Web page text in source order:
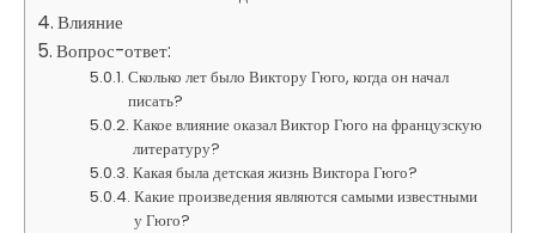
Влияние
Вопрос-ответ:
Сколько лет было Виктору Гюго, когда он начал
писать?
Какое влияние оказал Виктор Гюго на французскую
литературу?
Какая была детская жизнь Виктора Гюго?
Какие произведения являются самыми известными
у Гюго?